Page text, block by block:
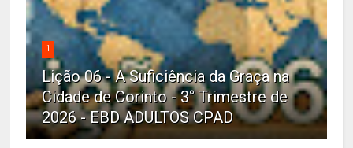
1
Lição 06 - A Suficiência da Graça na
Cidade de Corinto - 3° Trimestre de
2026 - EBD ADULTOS CPAD